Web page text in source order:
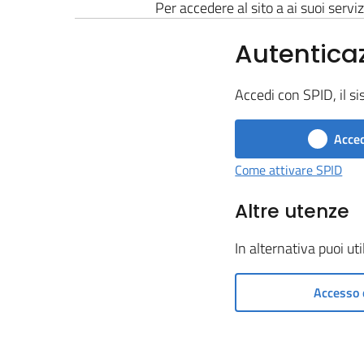
Per accedere al sito a ai suoi
Accedi con SPID, il
Come attivare SPID
Altre utenze
In alternativa puoi